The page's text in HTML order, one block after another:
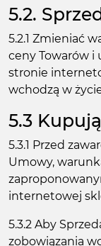
5.2.
5.2.1 Zmieniać
ceny Towarów i
stronie
wchodzą w
5.3
5.3.1 Przed
Umowy,
internetowej
5.3.2 Aby
zobowiązania